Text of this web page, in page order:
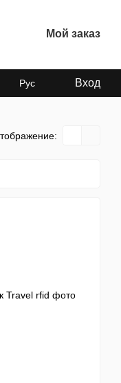
Мой заказ
Рус Вход